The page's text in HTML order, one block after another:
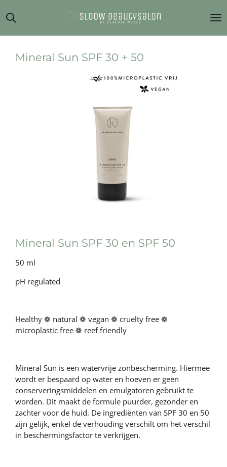
direct
hoofdinhoud
Mineral Sun SPF 30 + 50
Mineral Sun SPF 30 en SPF 50
50 ml
pH regulated
Healthy ❁ natural ❁ vegan ❁ cruelty free ❁
microplastic free ❁ reef friendly
Mineral Sun is een watervrije zonbescherming. Hiermee
wordt er bespaard op water en hoeven er geen
conserveringsmiddelen en emulgatoren gebruikt te
worden. Dit maakt de formule puurder, gezonder en
zachter voor de huid. De ingrediënten van SPF 30 en 50
zijn gelijk, enkel de verhouding verschilt om het verschil
in beschermingsfactor te verkrijgen.